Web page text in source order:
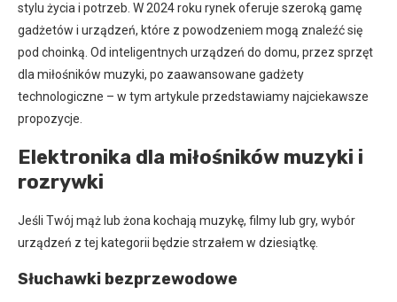
stylu życia i potrzeb. W 2024 roku rynek oferuje szeroką gamę
gadżetów i urządzeń, które z powodzeniem mogą znaleźć się
pod choinką. Od inteligentnych urządzeń do domu, przez sprzęt
dla miłośników muzyki, po zaawansowane gadżety
technologiczne – w tym artykule przedstawiamy najciekawsze
propozycje.
Elektronika dla miłośników muzyki i
rozrywki
Jeśli Twój mąż lub żona kochają muzykę, filmy lub gry, wybór
urządzeń z tej kategorii będzie strzałem w dziesiątkę.
Słuchawki bezprzewodowe